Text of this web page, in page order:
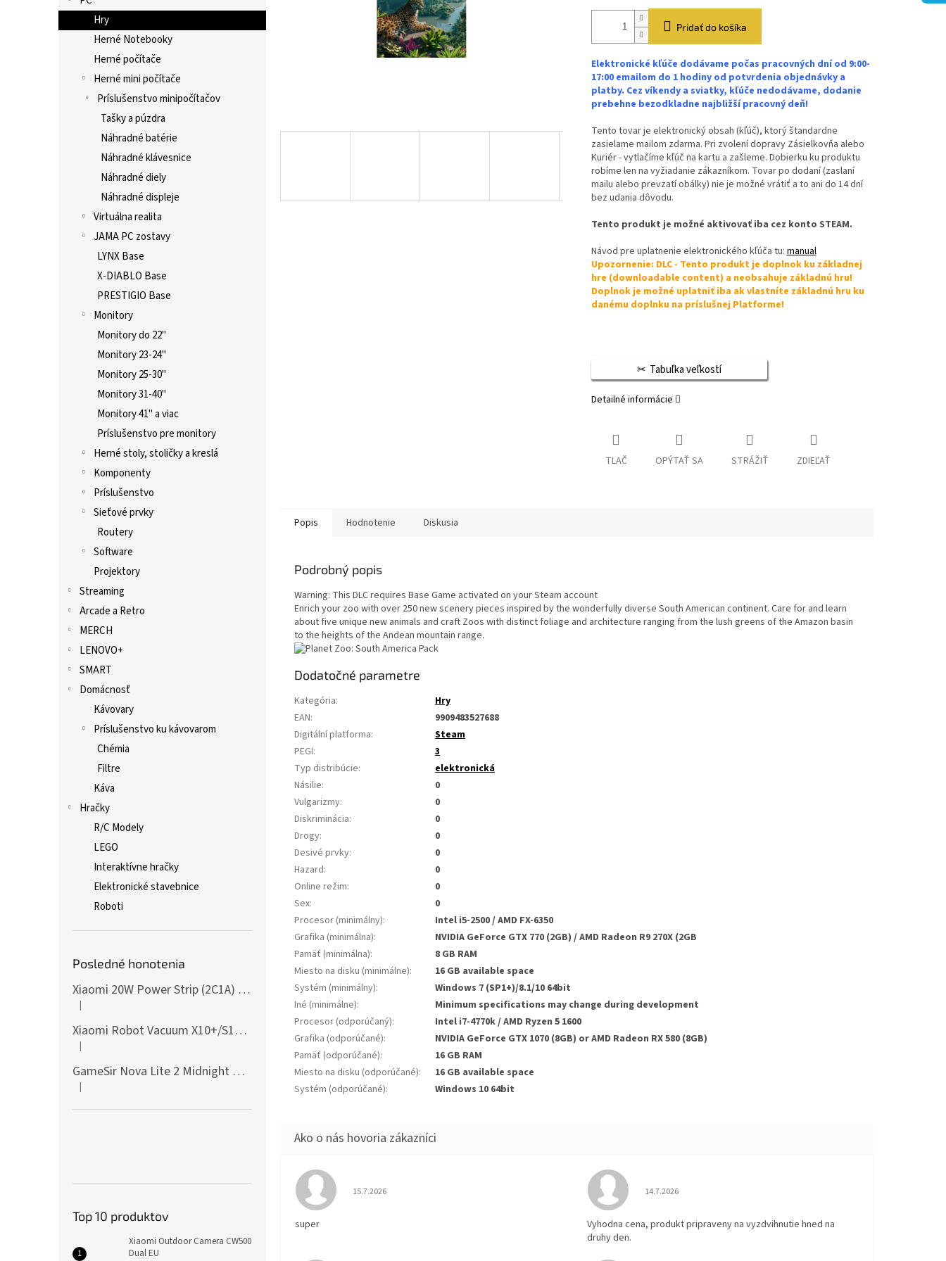
Hry
Herné Notebooky
Herné počítače
Herné mini počítače
Príslušenstvo minipočítačov
Tašky a púzdra
Náhradné batérie
Náhradné klávesnice
Náhradné diely
Náhradné displeje
Virtuálna realita
JAMA PC zostavy
LYNX Base
X-DIABLO Base
PRESTIGIO Base
Monitory
Monitory do 22"
Monitory 23-24"
Monitory 25-30"
Monitory 31-40"
Monitory 41" a viac
Príslušenstvo pre monitory
Herné stoly, stoličky a kreslá
Komponenty
Príslušenstvo
Sieťové prvky
Routery
Software
Projektory
Streaming
Arcade a Retro
MERCH
LENOVO+
SMART
Domácnosť
Kávovary
Príslušenstvo ku kávovarom
Chémia
Filtre
Káva
Hračky
R/C Modely
LEGO
Interaktívne hračky
Elektronické stavebnice
Roboti
Posledné honotenia
Xiaomi 20W Power Strip (2C1A) EU
Hodnotenie produktu je 5 z 5 hviezdičiek.
|
Xiaomi Robot Vacuum X10+/S10+/X10/X20+ Side Brush
Hodnotenie produktu je 5 z 5 hviezdičiek.
|
GameSir Nova Lite 2 Midnight Gray
Hodnotenie produktu je 5 z 5 hviezdičiek.
|
Top 10 produktov
Xiaomi Outdoor Camera CW500
Dual EU
Pridať do košíka
Elektronické kľúče dodávame počas pracovných dní od 9:00-
17:00 emailom do 1 hodiny od potvrdenia objednávky a
platby. Cez víkendy a sviatky, kľúče nedodávame, dodanie
prebehne bezodkladne najbližší pracovný deň!
Tento tovar je elektronický obsah (kľúč), ktorý štandardne
zasielame mailom zdarma. Pri zvolení dopravy Zásielkovňa alebo
Kuriér - vytlačíme kľúč na kartu a zašleme. Dobierku ku produktu
robíme len na vyžiadanie zákazníkom. Tovar po dodaní (zaslaní
mailu alebo prevzatí obálky) nie je možné vrátiť a to ani do 14 dní
bez udania dôvodu.
Tento produkt je možné aktivovať iba cez konto STEAM.
Návod pre uplatnenie elektronického kľúča tu:manual
Upozornenie: DLC - Tento produkt je doplnok ku základnej
hre (downloadable content) a neobsahuje základnú hru!
Doplnok je možné uplatniť iba ak vlastníte základnú hru ku
danému doplnku na príslušnej Platforme!
Tabuľka veľkostí
Detailné informácie
TLAČ OPÝTAŤ SA STRÁŽIŤ ZDIEĽAŤ
Popis Hodnotenie Diskusia
Podrobný popis
Warning: This DLC requires Base Game activated on your Steam account
Enrich your zoo with over 250 new scenery pieces inspired by the wonderfully diverse South American continent. Care for and learn
about five unique new animals and craft Zoos with distinct foliage and architecture ranging from the lush greens of the Amazon basin
to the heights of the Andean mountain range.
Dodatočné parametre
Kategória:
Hry
EAN:
9909483527688
Digitální platforma:
Steam
PEGI:
3
Typ distribúcie:
elektronická
Násilie:
0
Vulgarizmy:
0
Diskriminácia:
0
Drogy:
0
Desivé prvky:
0
Hazard:
0
Online režim:
0
Sex:
0
Procesor (minimálny):
Intel i5-2500 / AMD FX-6350
Grafika (minimálna):
NVIDIA GeForce GTX 770 (2GB) / AMD Radeon R9 270X (2GB
Pamäť (minimálna):
8 GB RAM
Miesto na disku (minimálne):
16 GB available space
Systém (minimálny):
Windows 7 (SP1+)/8.1/10 64bit
Iné (minimálne):
Minimum specifications may change during development
Procesor (odporúčaný):
Intel i7-4770k / AMD Ryzen 5 1600
Grafika (odporúčané):
NVIDIA GeForce GTX 1070 (8GB) or AMD Radeon RX 580 (8GB)
Pamäť (odporúčané):
16 GB RAM
Miesto na disku (odporúčané):
16 GB available space
Systém (odporúčané): Windows 10 64bit
Hodnotenie obchodu je 5 z 5 hviezdičiek.
15.7.2026
super
Hodnotenie obchodu je 5 z 5 hviezdičiek.
14.7.2026
Vyhodna cena, produkt pripraveny na vyzdvihnutie hned na
druhy den.